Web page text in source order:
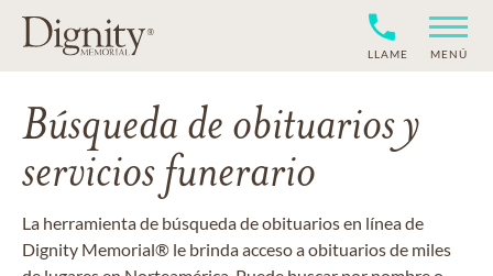
LLAME MENÚ
Búsqueda de obituarios y
servicios funerario
La herramienta de búsqueda de obituarios en línea de
Dignity Memorial® le brinda acceso a obituarios de miles